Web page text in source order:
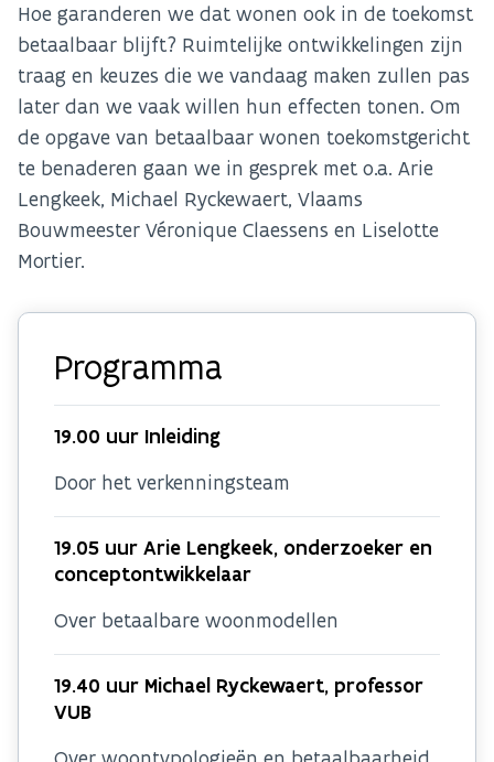
Hoe garanderen we dat wonen ook in de toekomst
betaalbaar blijft? Ruimtelijke ontwikkelingen zijn
traag en keuzes die we vandaag maken zullen pas
later dan we vaak willen hun effecten tonen. Om
de opgave van betaalbaar wonen toekomstgericht
te benaderen gaan we in gesprek met o.a. Arie
Lengkeek, Michael Ryckewaert, Vlaams
Bouwmeester Véronique Claessens en Liselotte
Mortier.
Programma
19.00 uur Inleiding
Door het verkenningsteam
19.05 uur Arie Lengkeek, onderzoeker en
conceptontwikkelaar
Over betaalbare woonmodellen
19.40 uur Michael Ryckewaert, professor
VUB